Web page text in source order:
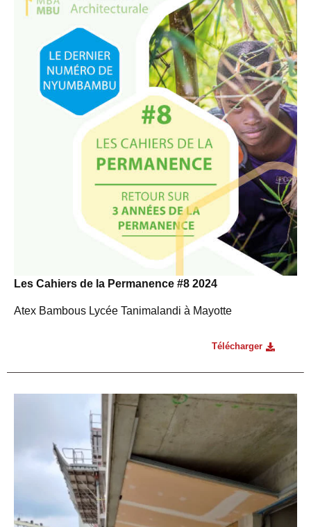
Les Cahiers de la Permanence #8 2024
Atex Bambous Lycée Tanimalandi à Mayotte
Télécharger